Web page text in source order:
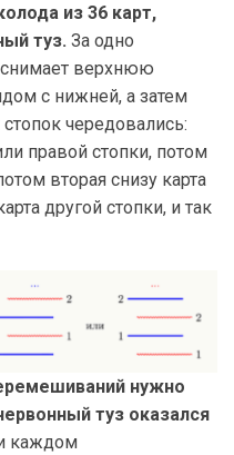
из 36 карт,
туз. За одно
верхнюю
с нижней, а затем
чередовались:
правой стопки, потом
вторая снизу карта
другой стопки, и так
нужно
туз оказался
каждом